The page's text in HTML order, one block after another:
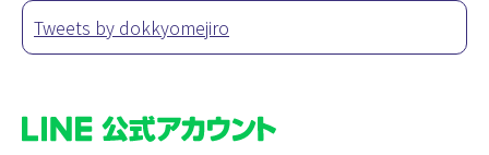
Tweets by dokkyomejiro